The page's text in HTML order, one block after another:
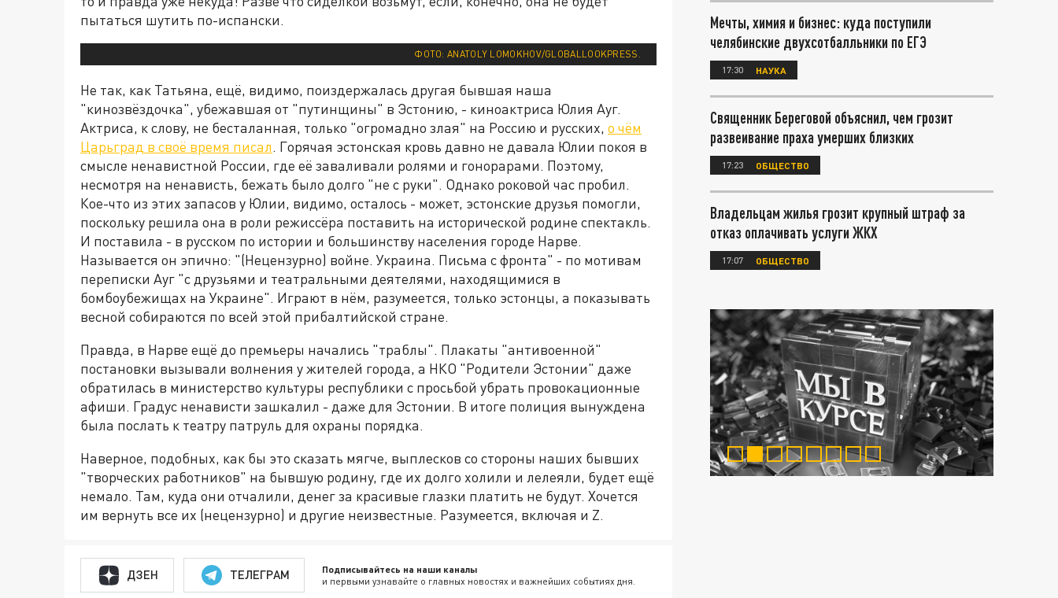
пытаться шутить по-испански.
ФОТО: ANATOLY LOMOKHOV/GLOBALLOOKPRESS.
Не так, как Татьяна, ещё, видимо, поиздержалась другая бывшая наша
"кинозвёздочка", убежавшая от "путинщины" в Эстонию, - киноактриса Юлия Ауг.
Актриса, к слову, не бесталанная, только "огромадно злая" на Россию и русских, о чём
Царьград в своё время писал. Горячая эстонская кровь давно не давала Юлии покоя в
смысле ненавистной России, где её заваливали ролями и гонорарами. Поэтому,
несмотря на ненависть, бежать было долго "не с руки". Однако роковой час пробил.
Кое-что из этих запасов у Юлии, видимо, осталось - может, эстонские друзья помогли,
поскольку решила она в роли режиссёра поставить на исторической родине спектакль.
И поставила - в русском по истории и большинству населения городе Нарве.
Называется он эпично: "(Нецензурно) войне. Украина. Письма с фронта" - по мотивам
переписки Ауг "с друзьями и театральными деятелями, находящимися в
бомбоубежищах на Украине". Играют в нём, разумеется, только эстонцы, а показывать
весной собираются по всей этой прибалтийской стране.
Правда, в Нарве ещё до премьеры начались "траблы". Плакаты "антивоенной"
постановки вызывали волнения у жителей города, а НКО "Родители Эстонии" даже
обратилась в министерство культуры республики с просьбой убрать провокационные
афиши. Градус ненависти зашкалил - даже для Эстонии. В итоге полиция вынуждена
была послать к театру патруль для охраны порядка.
Наверное, подобных, как бы это сказать мягче, выплесков со стороны наших бывших
"творческих работников" на бывшую родину, где их долго холили и лелеяли, будет ещё
немало. Там, куда они отчалили, денег за красивые глазки платить не будут. Хочется
им вернуть все их (нецензурно) и другие неизвестные. Разумеется, включая и Z.
ДЗЕН ТЕЛЕГРАМ Подписывайтесь на наши каналы
и первыми узнавайте о главных новостях и важнейших событиях дня.
Мечты, химия и бизнес: куда поступили
челябинские двухсотбалльники по ЕГЭ
17:30 НАУКА
Священник Береговой объяснил, чем грозит
развеивание праха умерших близких
17:23 ОБЩЕСТВО
Владельцам жилья грозит крупный штраф за
отказ оплачивать услуги ЖКХ
17:07 ОБЩЕСТВО